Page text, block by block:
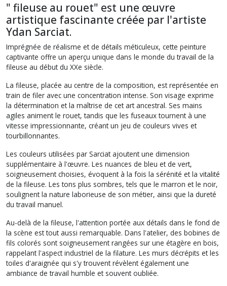
" fileuse au rouet" est une œuvre
artistique fascinante créée par l'artiste
Ydan Sarciat.
Imprégnée de réalisme et de détails méticuleux, cette peinture
captivante offre un aperçu unique dans le monde du travail de la
fileuse au début du XXe siècle.
La fileuse, placée au centre de la composition, est représentée en
train de filer avec une concentration intense. Son visage exprime
la détermination et la maîtrise de cet art ancestral. Ses mains
agiles animent le rouet, tandis que les fuseaux tournent à une
vitesse impressionnante, créant un jeu de couleurs vives et
tourbillonnantes.
Les couleurs utilisées par Sarciat ajoutent une dimension
supplémentaire à l'œuvre. Les nuances de bleu et de vert,
soigneusement choisies, évoquent à la fois la sérénité et la vitalité
de la fileuse. Les tons plus sombres, tels que le marron et le noir,
soulignent la nature laborieuse de son métier, ainsi que la dureté
du travail manuel.
Au-delà de la fileuse, l'attention portée aux détails dans le fond de
la scène est tout aussi remarquable. Dans l'atelier, des bobines de
fils colorés sont soigneusement rangées sur une étagère en bois,
rappelant l'aspect industriel de la filature. Les murs décrépits et les
toiles d'araignée qui s'y trouvent révèlent également une
ambiance de travail humble et souvent oubliée.